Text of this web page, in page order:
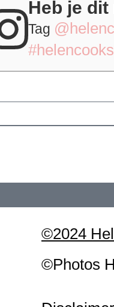
Heb je
Tag
©2024
©Photos H